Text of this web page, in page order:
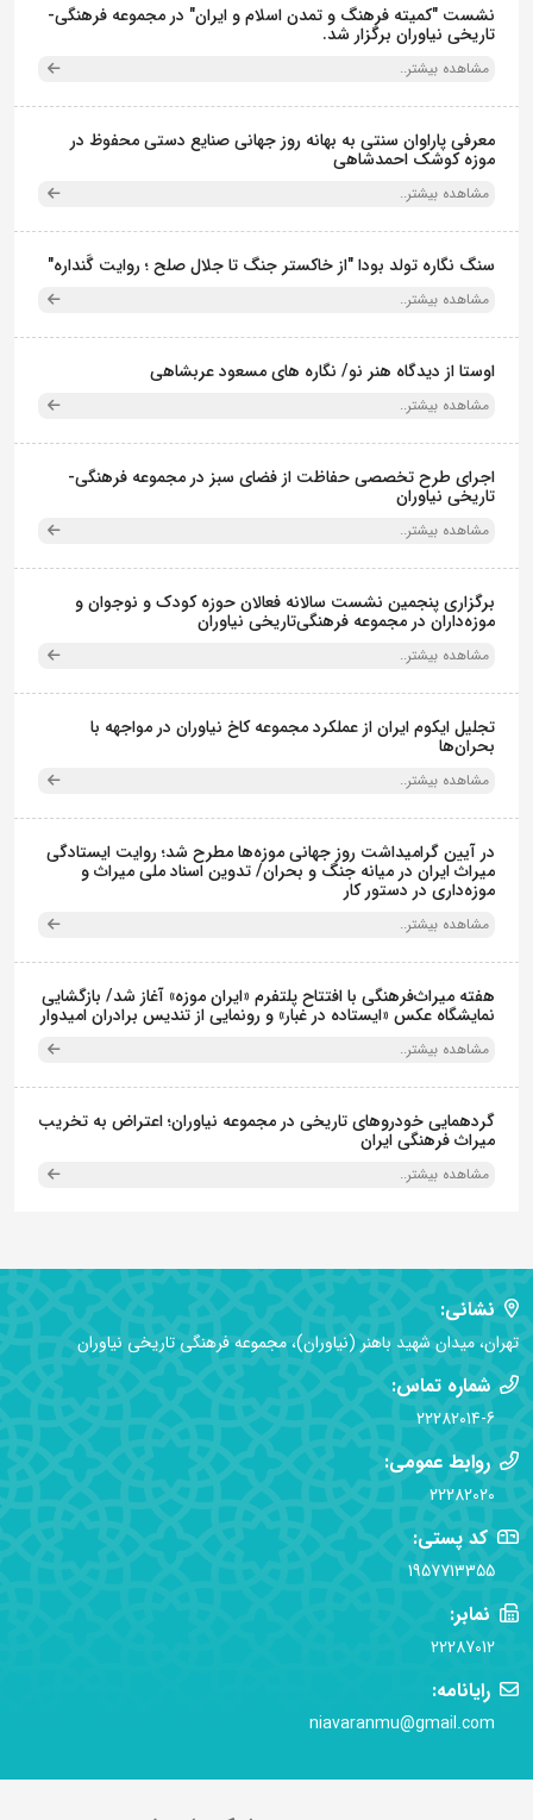
نشست "کمیته فرهنگ و تمدن اسلام و ایران" در مجموعه فرهنگی‌-
تاریخی نیاوران برگزار شد.
مشاهده بیشتر..
معرفی پاراوان سنتی به بهانه روز جهانی صنایع دستی محفوظ در
موزه کوشک احمدشاهی
مشاهده بیشتر..
سنگ نگاره تولد بودا "از خاکستر جنگ تا جلال صلح ؛ روایت گَنداره"
مشاهده بیشتر..
اوستا از دیدگاه هنر نو/ نگاره های مسعود عربشاهی
مشاهده بیشتر..
اجرای طرح تخصصی حفاظت از فضای سبز در مجموعه فرهنگی-
تاریخی نیاوران
مشاهده بیشتر..
برگزاری پنجمین نشست سالانه فعالان حوزه کودک و نوجوان و
موزه‌داران در مجموعه فرهنگی‌تاریخی نیاوران
مشاهده بیشتر..
تجلیل ایکوم ایران از عملکرد مجموعه کاخ نیاوران در مواجهه با
بحران‌ها
مشاهده بیشتر..
در آیین گرامیداشت روز جهانی موزه‌ها مطرح شد؛ روایت ایستادگی
میراث ایران در میانه جنگ و بحران/ تدوین اسناد ملی میراث و
موزه‌داری در دستور کار
مشاهده بیشتر..
هفته میراث‌فرهنگی با افتتاح پلتفرم «ایران موزه» آغاز شد/ بازگشایی
نمایشگاه عکس «ایستاده در غبار» و رونمایی از تندیس برادران امیدوار
مشاهده بیشتر..
گردهمایی خودروهای تاریخی در مجموعه نیاوران؛ اعتراض به تخریب
میراث فرهنگی ایران
مشاهده بیشتر..
نشانی:
تهران، میدان شهید باهنر (نیاوران)، مجموعه فرهنگی تاریخی نیاوران
شماره تماس:
22282014-6
روابط عمومی:
22282020
کد پستی:
1957713355
نمابر:
22287012
رایانامه:
niavaranmu@gmail.com